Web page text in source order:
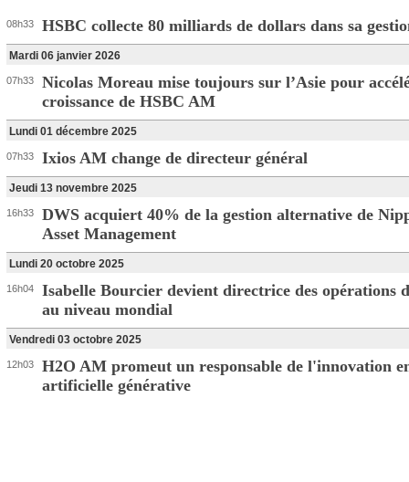
08h33 HSBC collecte 80 milliards de dollars dans sa
Mardi 06 janvier 2026
07h33
Nicolas Moreau mise toujours sur l’Asie pour
croissance de HSBC AM
Lundi 01 décembre 2025
07h33 Ixios AM change de directeur général
Jeudi 13 novembre 2025
16h33
DWS acquiert 40% de la gestion alternative de
Asset Management
Lundi 20 octobre 2025
16h04
Isabelle Bourcier devient directrice des opérations
au niveau mondial
Vendredi 03 octobre 2025
12h03
H2O AM promeut un responsable de l'innovation
artificielle générative